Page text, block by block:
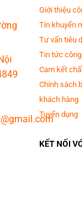
3 - 5 thành
những sự lựa chọn
Với khối lượng giặt
Giới thiệu
Tin khuyến
Tư vấn tiêu
Tin tức
Cam kết
Chính sách
khách hàng
Tuyển dụng
KẾT NỐI